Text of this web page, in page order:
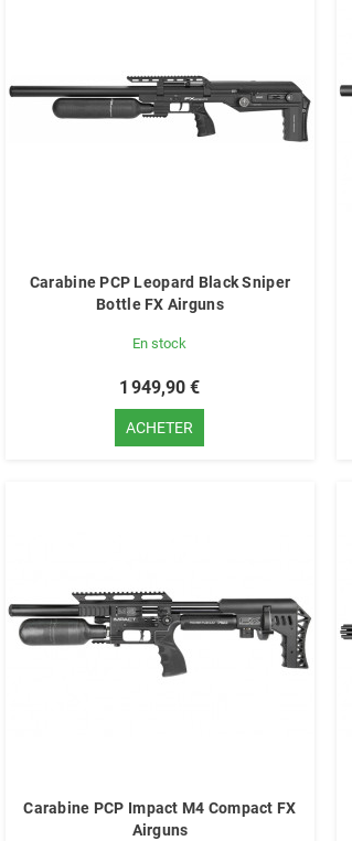
Carabine PCP Leopard Black Sniper
Bottle FX Airguns
En stock
1 949,90 €
ACHETER
Carabine PCP Impact M4 Compact FX
Airguns